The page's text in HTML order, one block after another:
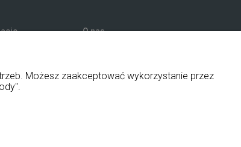
prywatności
O nas
Blog
Możesz zaakceptować wykorzystanie przez